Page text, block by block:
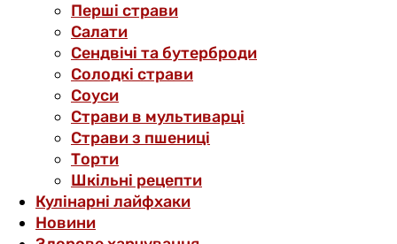
Перші страви
Салати
Сендвічі та бутерброди
Солодкі страви
Соуси
Страви в мультиварці
Страви з пшениці
Торти
Шкільні рецепти
Кулінарні лайфхаки
Новини